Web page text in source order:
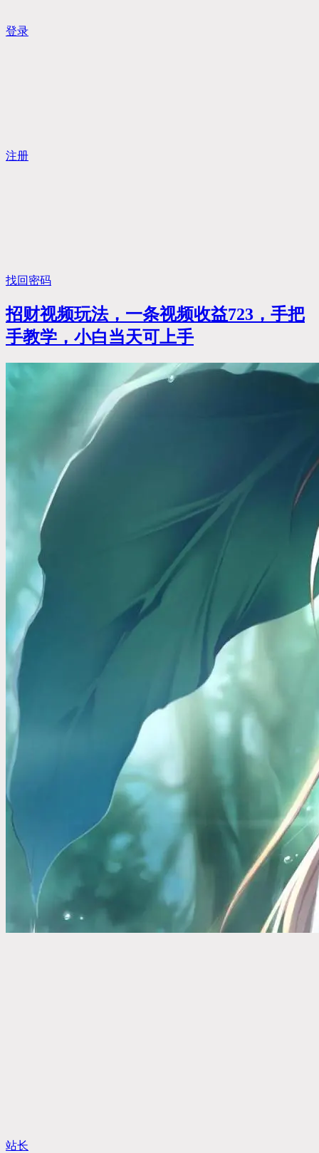
登录
注册
找回密码
招财视频玩法，一条视频收益723，手把
手教学，小白当天可上手
站长